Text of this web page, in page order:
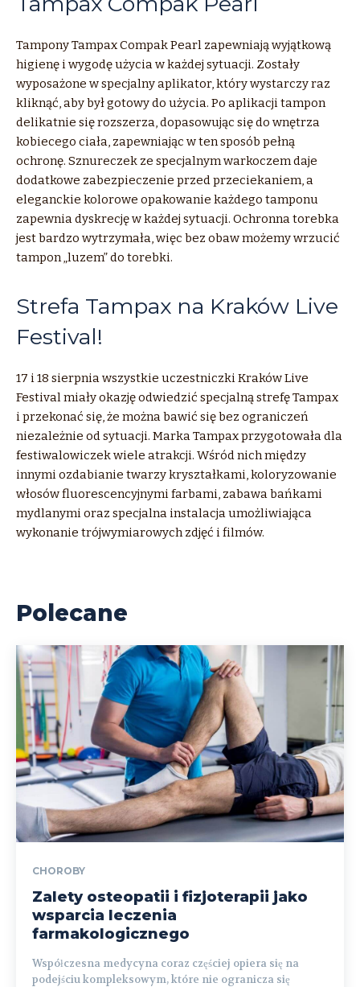
Tampony Tampax Compak Pearl zapewniają wyjątkową
higienę i wygodę użycia w każdej sytuacji. Zostały
wyposażone w specjalny aplikator, który wystarczy raz
kliknąć, aby był gotowy do użycia. Po aplikacji tampon
delikatnie się rozszerza, dopasowując się do wnętrza
kobiecego ciała, zapewniając w ten sposób pełną
ochronę. Sznureczek ze specjalnym warkoczem daje
dodatkowe zabezpieczenie przed przeciekaniem, a
eleganckie kolorowe opakowanie każdego tamponu
zapewnia dyskrecję w każdej sytuacji. Ochronna torebka
jest bardzo wytrzymała, więc bez obaw możemy wrzucić
tampon „luzem” do torebki.
Strefa Tampax na Kraków Live
Festival!
17 i 18 sierpnia wszystkie uczestniczki Kraków Live
Festival miały okazję odwiedzić specjalną strefę Tampax
i przekonać się, że można bawić się bez ograniczeń
niezależnie od sytuacji. Marka Tampax przygotowała dla
festiwalowiczek wiele atrakcji. Wśród nich między
innymi ozdabianie twarzy kryształkami, koloryzowanie
włosów fluorescencyjnymi farbami, zabawa bańkami
mydlanymi oraz specjalna instalacja umożliwiająca
wykonanie trójwymiarowych zdjęć i filmów.
Polecane
CHOROBY
Zalety osteopatii i fizjoterapii jako
wsparcia leczenia
farmakologicznego
Współczesna medycyna coraz częściej opiera się na
podejściu kompleksowym, które nie ogranicza się